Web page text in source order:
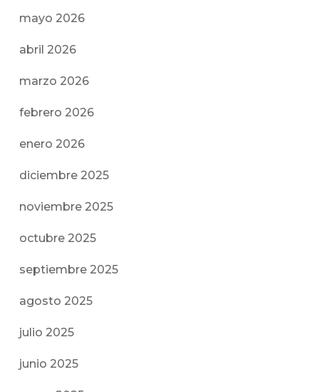
mayo 2026
abril 2026
marzo 2026
febrero 2026
enero 2026
diciembre 2025
noviembre 2025
octubre 2025
septiembre 2025
agosto 2025
julio 2025
junio 2025